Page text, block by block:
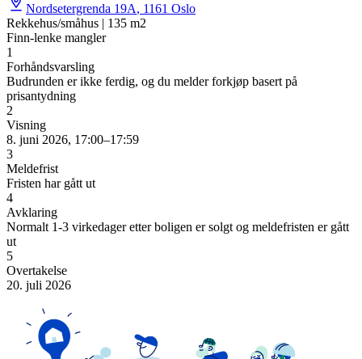
Nordsetergrenda 19A, 1161 Oslo
Rekkehus/småhus | 135 m2
Finn-lenke mangler
1
Forhåndsvarsling
Budrunden er ikke ferdig, og du melder forkjøp basert på
prisantydning
2
Visning
8. juni 2026, 17:00–17:59
3
Meldefrist
Fristen har gått ut
4
Avklaring
Normalt 1-3 virkedager etter boligen er solgt og meldefristen er gått
ut
5
Overtakelse
20. juli 2026